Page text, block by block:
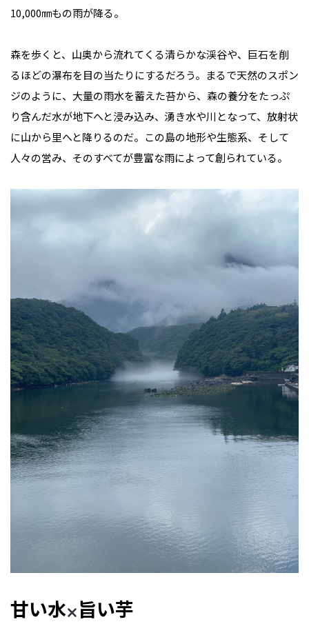
10,000㎜もの雨が降る。
森を歩くと、山奥から流れてくる清らかな渓谷や、巨石を削
るほどの瀑布を目の当たりにするだろう。まるで天然のスポン
ジのように、大量の雨水を蓄えた苔から、森の養分をたっぷ
り含んだ水が地下へと浸み込み、湧き水や川となって、放射状
に山から里へと降りるのだ。この島の地形や生態系、そして
人々の営み、そのすべてが豊富な雨によって創られている。
甘い水 旨い芋